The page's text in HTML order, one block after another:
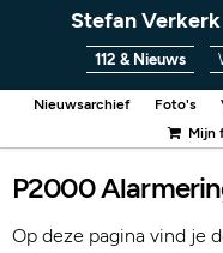
Stefan Verkerk
112 & Nieuws
Nieuwsarchief Foto's
Mijn
P2000
Op deze pagina vind je